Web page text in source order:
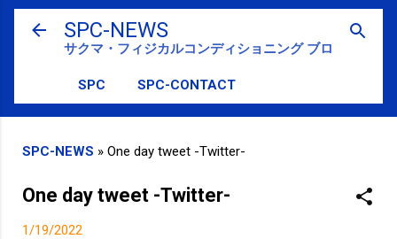
スキップしてメイン コンテンツに移動
SPC-NEWS
サクマ・フィジカルコンディショニング ブログ
SPC SPC-CONTACT
SPC-NEWS » One day tweet -Twitter-
One day tweet -Twitter-
1/19/2022